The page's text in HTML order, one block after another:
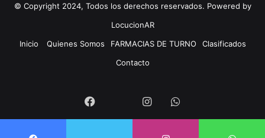
© Copyright 2024, Todos los derechos reservados. Powered by
LocucionAR
Inicio
Quienes Somos FARMACIAS DE TURNO
Clasificados
Contacto
Facebook InstagramWhatsapp